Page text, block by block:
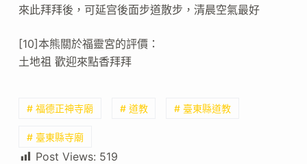
來此拜拜後，可延宫後面步道散步，清晨空氣最好
[10]本熊關於福靈宮的評價：
土地祖 歡迎來點香拜拜
# 福德正神寺廟 # 道教 # 臺東縣道教
# 臺東縣寺廟
Post Views: 519